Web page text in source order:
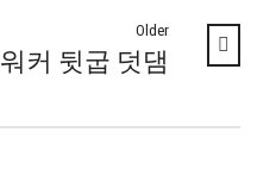
Older
워커 뒷굽 덧댐